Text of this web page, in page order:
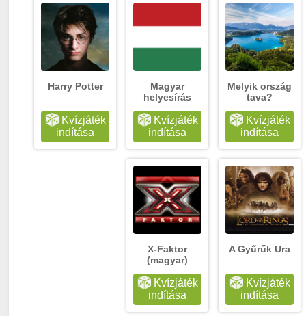
Harry Potter
Kvízjáték
indítása
Magyar
helyesírás
Kvízjáték
indítása
Melyik ország
tava?
Kvízjáték
indítása
X-Faktor
(magyar)
Kvízjáték
indítása
A Gyűrűk Ura
Kvízjáték
indítása